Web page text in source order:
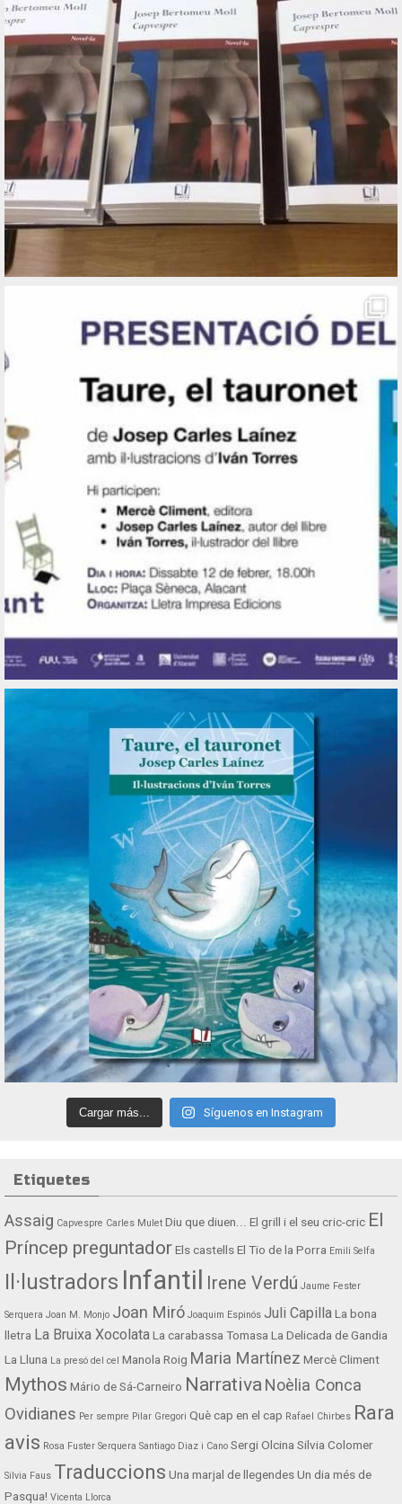
Cargar más... Síguenos en Instagram
Etiquetes
Assaig Capvespre Carles Mulet Diu que diuen... El grill i el seu cric-cric El
Príncep preguntadorEls castellsEl Tio de la Porra Emili Selfa
Il·lustradors Infantil Irene Verdú Jaume Fester
Serquera Joan M. Monjo Joan Miró Joaquim Espinós Juli Capilla La bona
lletra La Bruixa Xocolata La carabassa Tomasa La Delicada de Gandia
La Lluna La presó del cel Manola Roig Maria Martínez Mercè Climent
Mythos Mário de Sá-Carneiro Narrativa Noèlia Conca
Ovidianes Per sempre Pilar Gregori Què cap en el cap Rafael Chirbes Rara
avis Rosa Fuster Serquera Santiago Diaz i Cano Sergi Olcina Silvia Colomer
Silvia Faus Traduccions Una marjal de llegendesUn dia més de
Pasqua! Vicenta Llorca